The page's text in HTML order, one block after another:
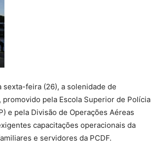
feira (26), a solenidade de
pela Escola Superior de Polícia
e pela Divisão de Operações Aéreas
capacitações operacionais da
e servidores da PCDF.